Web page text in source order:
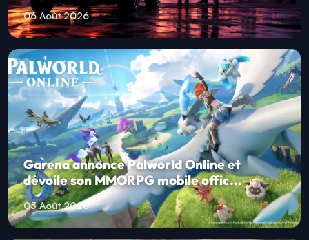
06 Août 2026
Garena annonce Palworld Online et
dévoile son MMORPG mobile offic...
03 Août 2026